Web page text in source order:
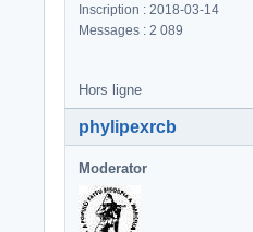
Inscription : 2018-03-14
Messages : 2 089
Hors ligne
phylipexrcb
Moderator